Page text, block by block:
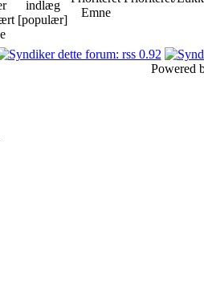
indlæg
[populær]
Powered